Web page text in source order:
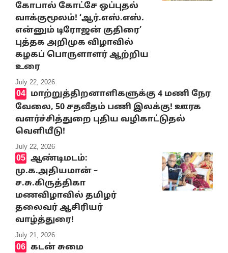
கோபால் கோட்சே ஒப்புதல்
வாக்குமூலம்! ‘ஆர்.எஸ்.எஸ்.
என்னும் டிரோஜன் குதிரை’
புத்தக அறிமுக விழாவில்
கழகப் பொருளாளர் ஆற்றிய
உரை
July 22, 2026
மாற்றுத்திறனாளிகளுக்கு 4 மணி நேர
வேலை, 50 சதவீதம் பணி இலக்கு! ஊரக
வளர்ச்சித்துறை புதிய வழிகாட்டுதல்
வெளியீடு!
July 22, 2026
ஆண்டிமடம்:
மு.க.அதியமான் –
ச.சு.கிருத்திகா
மணவிழாவில் தமிழர்
தலைவர் ஆசிரியர்
வாழ்த்துரை!
July 21, 2026
கடன் சுமை